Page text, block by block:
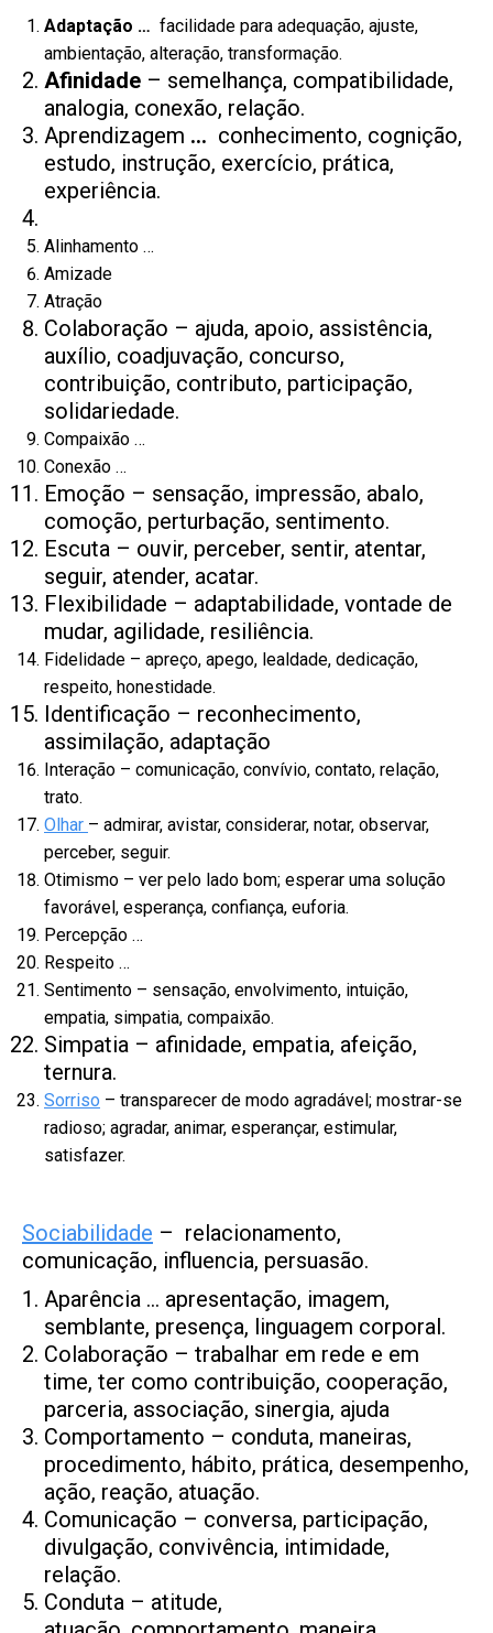
Adaptação … facilidade para adequação, ajuste,
ambientação, alteração, transformação.
Afinidade – semelhança, compatibilidade,
analogia, conexão, relação.
Aprendizagem … conhecimento, cognição,
estudo, instrução, exercício, prática,
experiência.
Alinhamento …
Amizade
Atração
Colaboração – ajuda, apoio, assistência,
auxílio, coadjuvação, concurso,
contribuição, contributo, participação,
solidariedade.
Compaixão …
Conexão …
Emoção – sensação, impressão, abalo,
comoção, perturbação, sentimento.
Escuta – ouvir, perceber, sentir, atentar,
seguir, atender, acatar.
Flexibilidade – adaptabilidade, vontade de
mudar, agilidade, resiliência.
Fidelidade – apreço, apego, lealdade, dedicação,
respeito, honestidade.
Identificação – reconhecimento,
assimilação, adaptação
Interação – comunicação, convívio, contato, relação,
trato.
Olhar – admirar, avistar, considerar, notar, observar,
perceber, seguir.
Otimismo – ver pelo lado bom; esperar uma solução
favorável, esperança, confiança, euforia.
Percepção …
Respeito …
Sentimento – sensação, envolvimento, intuição,
empatia, simpatia, compaixão.
Simpatia – afinidade, empatia, afeição,
ternura.
Sorriso – transparecer de modo agradável; mostrar-se
radioso; agradar, animar, esperançar, estimular,
satisfazer.
Sociabilidade – relacionamento,
comunicação, influencia, persuasão.
Aparência … apresentação, imagem,
semblante, presença, linguagem corporal.
Colaboração – trabalhar em rede e em
time, ter como contribuição, cooperação,
parceria, associação, sinergia, ajuda
Comportamento – conduta, maneiras,
procedimento, hábito, prática, desempenho,
ação, reação, atuação.
Comunicação – conversa, participação,
divulgação, convivência, intimidade,
relação.
Conduta – atitude,